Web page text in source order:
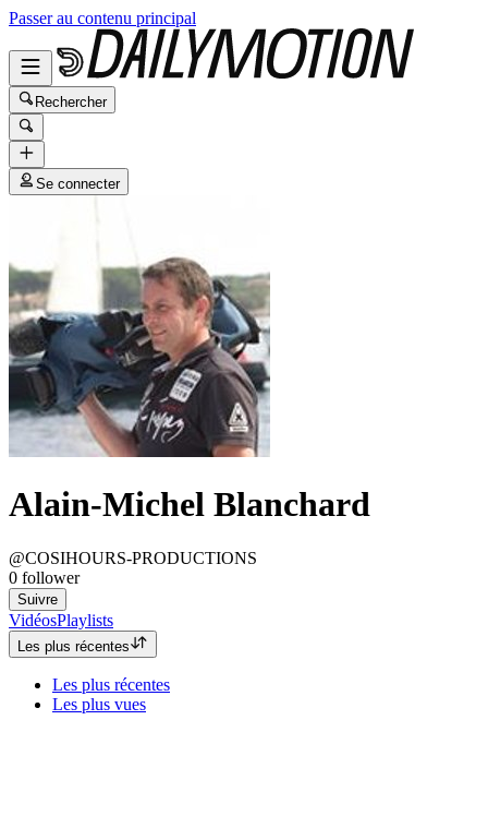
Passer au contenu principal
Rechercher
Se connecter
Alain-Michel Blanchard
@COSIHOURS-PRODUCTIONS
0 follower
Suivre
VidéosPlaylists
Les plus récentes
Les plus récentes
Les plus vues